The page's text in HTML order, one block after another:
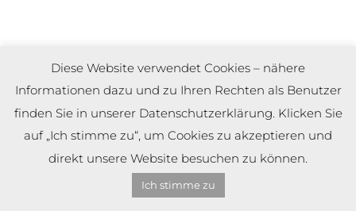
Diese Website verwendet Cookies – nähere
Informationen dazu und zu Ihren Rechten als Benutzer
finden Sie in unserer Datenschutzerklärung. Klicken Sie
auf „Ich stimme zu“, um Cookies zu akzeptieren und
direkt unsere Website besuchen zu können.
Ich stimme zu